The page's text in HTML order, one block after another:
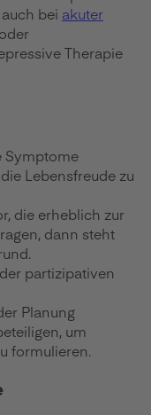
bei akuter
oder
Therapie
Symptome
Lebensfreude zu
die erheblich zur
dann steht
partizipativen
Planung
um
formulieren.